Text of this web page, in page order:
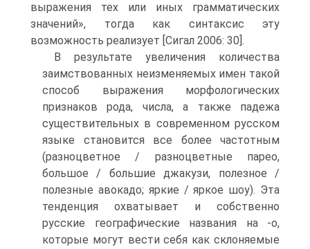
выражения тех или иных грамматических
значений», то­гда как синтаксис эту
возможность реализует [Сигал 2006: 30].
В результате увеличения количества
заимствованных неизменяемых имен такой
способ выражения морфологических
признаков рода, числа, а также падежа
существительных в современном русском
языке становится все более частотным
(разноцветное / разноцветные парео,
большое / боль­шие джакузи, полезное /
полезные авокадо; яркие / яркое шоу). Эта
тенден­ция охватывает и собственно
русские географические названия на -о,
кото­рые могут вести себя как склоняемые